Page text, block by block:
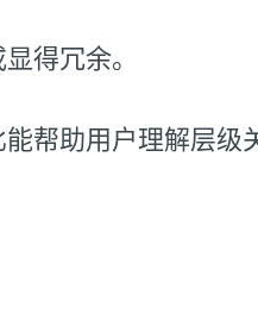
得冗余。
帮助用户理解层级